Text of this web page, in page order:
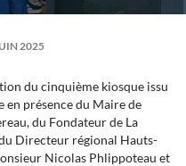
2025
du cinquième kiosque issu
en présence du Maire de
du Fondateur de La
Directeur régional Hauts-
Nicolas Phlippoteau et